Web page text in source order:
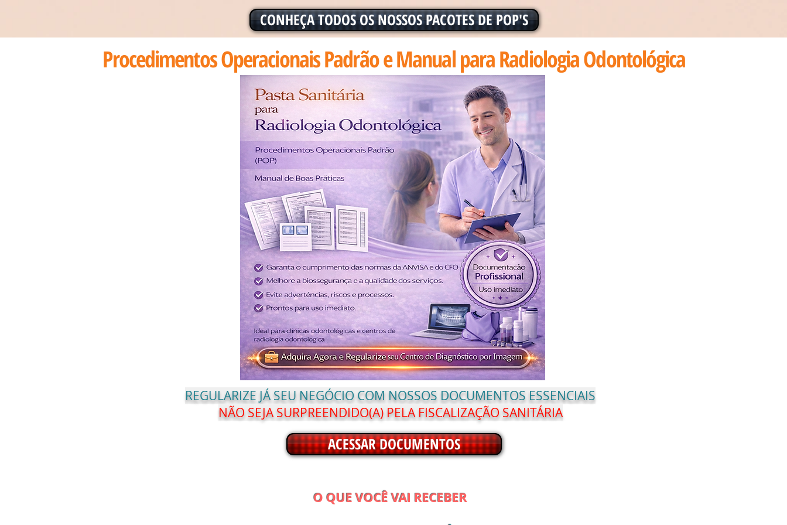
CONHEÇA TODOS OS NOSSOS PACOTES DE POP'S
Procedimentos Operacionais Padrão e Manual para Radiologia Odontológica
REGULARIZE JÁ SEU NEGÓCIO COM NOSSOS DOCUMENTOS ESSENCIAIS
NÃO SEJA SURPREENDIDO(A) PELA FISCALIZAÇÃO SANITÁRIA
O QUE VOCÊ VAI RECEBER
ACESSAR DOCUMENTOS